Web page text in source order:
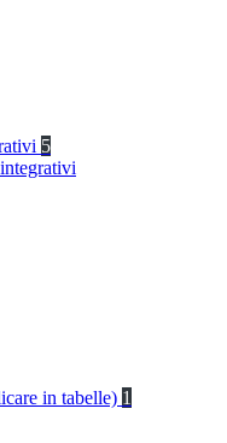
5
in tabelle) 1